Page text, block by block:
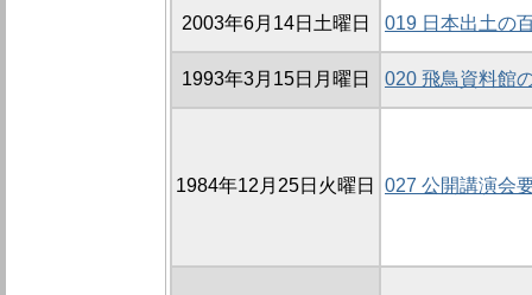
2003年6月14日土曜日 019 日本出土の
1993年3月15日月曜日 020 飛鳥資料館
1984年12月25日火曜日 027 公開講演会